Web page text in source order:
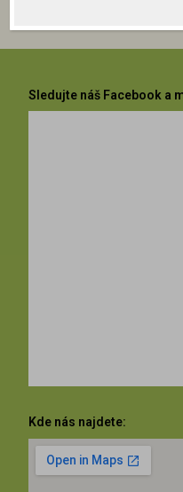
Sledujte náš Facebook a
Kde nás najdete: